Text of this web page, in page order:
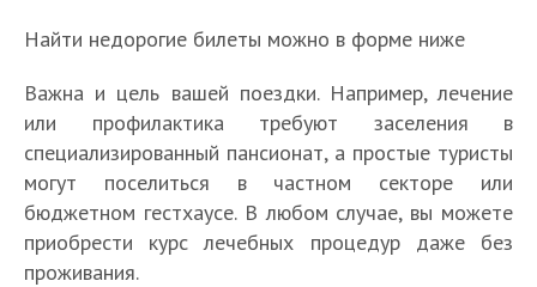
Найти недорогие билеты можно в форме ниже
Важна и цель вашей поездки. Например, лечение
или профилактика требуют заселения в
специализированный пансионат, а простые туристы
могут поселиться в частном секторе или
бюджетном гестхаусе. В любом случае, вы можете
приобрести курс лечебных процедур даже без
проживания.